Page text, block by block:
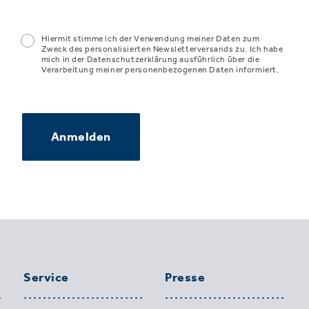
Hiermit stimme ich der Verwendung meiner Daten zum
Zweck des personalisierten Newsletterversands zu. Ich habe
mich in der Datenschutzerklärung ausführlich über die
Verarbeitung meiner personenbezogenen Daten informiert.
Anmelden
Service Presse